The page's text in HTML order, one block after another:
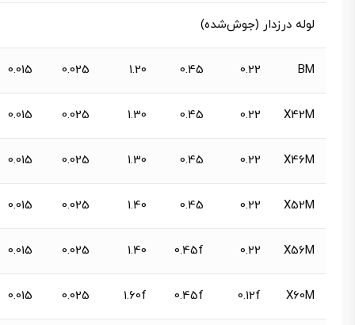
لوله درزدار (جوش‌شده)
BM
0.22
0.45
1.20
0.025
0.015
X42M
0.22
0.45
1.30
0.025
0.015
X46M
0.22
0.45
1.30
0.025
0.015
X52M
0.22
0.45
1.40
0.025
0.015
X56M
0.22
0.45f
1.40
0.025
0.015
X60M
0.12f
0.45f
1.60f
0.025
0.015